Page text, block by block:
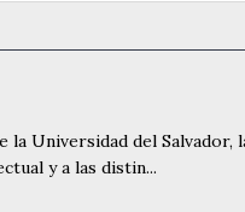
Universidad del
y a las distin...